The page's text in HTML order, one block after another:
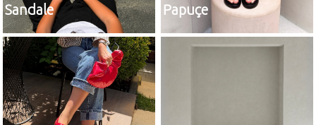
Sandale Papuçe